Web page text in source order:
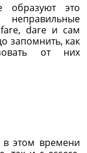
образуют это
dare и сам
запомнить, как
от них
в этом времени